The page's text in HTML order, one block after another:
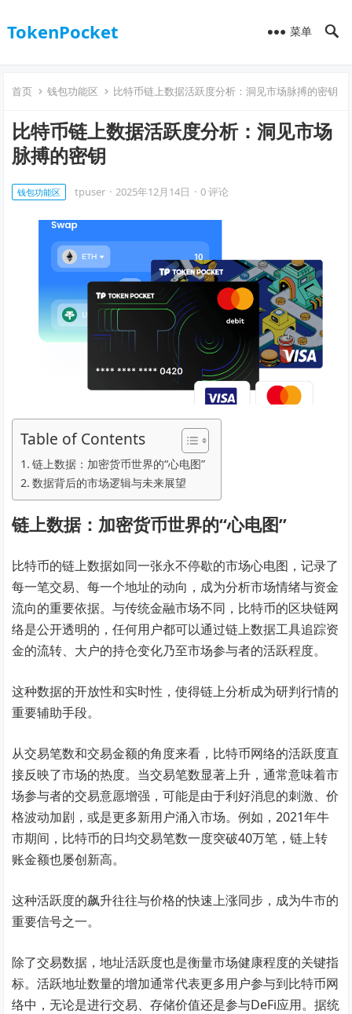
TokenPocket 菜单
首页 钱包功能区 比特币链上数据活跃度分析：洞见市场脉搏的密钥
比特币链上数据活跃度分析：洞见市场
脉搏的密钥
钱包功能区 tpuser · 2025年12月14日 · 0 评论
Table of Contents
链上数据：加密货币世界的“心电图”
数据背后的市场逻辑与未来展望
链上数据：加密货币世界的“心电图”
比特币的链上数据如同一张永不停歇的市场心电图，记录了
每一笔交易、每一个地址的动向，成为分析市场情绪与资金
流向的重要依据。与传统金融市场不同，比特币的区块链网
络是公开透明的，任何用户都可以通过链上数据工具追踪资
金的流转、大户的持仓变化乃至市场参与者的活跃程度。
这种数据的开放性和实时性，使得链上分析成为研判行情的
重要辅助手段。
从交易笔数和交易金额的角度来看，比特币网络的活跃度直
接反映了市场的热度。当交易笔数显著上升，通常意味着市
场参与者的交易意愿增强，可能是由于利好消息的刺激、价
格波动加剧，或是更多新用户涌入市场。例如，2021年牛
市期间，比特币的日均交易笔数一度突破40万笔，链上转
账金额也屡创新高。
这种活跃度的飙升往往与价格的快速上涨同步，成为牛市的
重要信号之一。
除了交易数据，地址活跃度也是衡量市场健康程度的关键指
标。活跃地址数量的增加通常代表更多用户参与到比特币网
络中，无论是进行交易、存储价值还是参与DeFi应用。据统